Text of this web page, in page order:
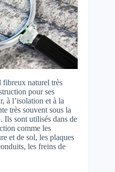
fibreux naturel très
pour ses
à l’isolation et à la
très souvent sous la
Ils sont utilisés dans de
comme les
et de sol, les plaques
les freins de